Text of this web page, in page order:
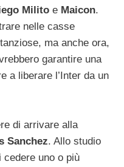
Milito e Maicon.
nelle casse
ma anche ora,
garantire una
a liberare l’Inter da un
di arrivare alla
Sanchez. Allo studio
cedere uno o più